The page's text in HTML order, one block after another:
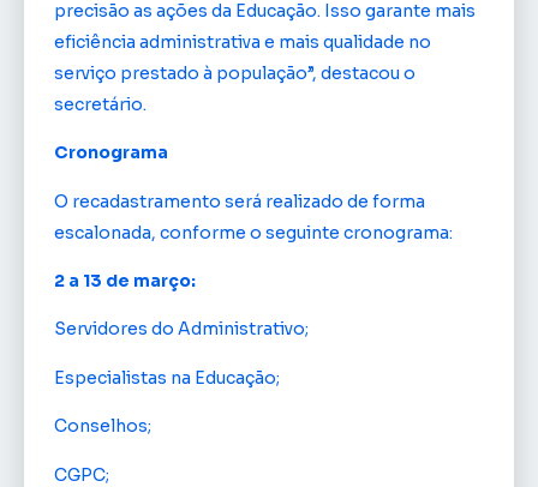
precisão as ações da Educação. Isso garante mais
eficiência administrativa e mais qualidade no
serviço prestado à população”, destacou o
secretário.
Cronograma
O recadastramento será realizado de forma
escalonada, conforme o seguinte cronograma:
2 a 13 de março:
Servidores do Administrativo;
Especialistas na Educação;
Conselhos;
CGPC;